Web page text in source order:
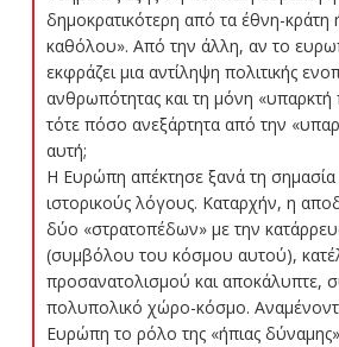
δημοκρατικότερη από τα έθνη-κράτη
καθόλου». Από την άλλη, αν το
εκφράζει μια αντίληψη πολιτικής
ανθρωπότητας και τη μόνη
τότε πόσο ανεξάρτητα από την
αυτή;
Η Ευρώπη απέκτησε ξανά τη σημασία
ιστορικούς λόγους. Καταρχήν, η
δύο «στρατοπέδων» με την
(συμβόλου του κόσμου αυτού),
προσανατολισμού και αποκάλυπτε,
πολυπολικό χώρο-κόσμο.
Ευρώπη το ρόλο της «ήπιας